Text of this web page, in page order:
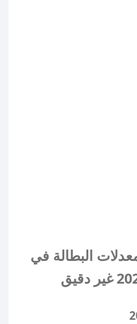
البطالة في